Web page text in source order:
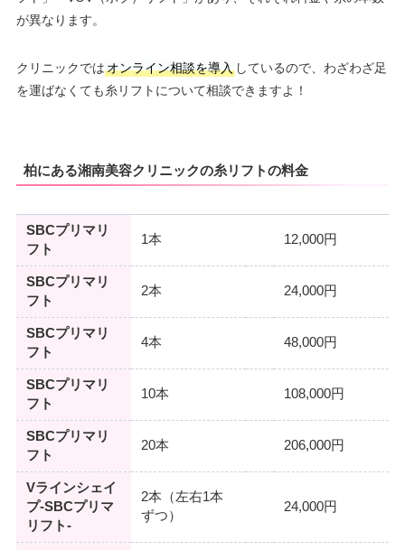
が異なります。
クリニックではオンライン相談を導入しているので、わざわざ足
を運ばなくても糸リフトについて相談できますよ！
柏にある湘南美容クリニックの糸リフトの料金
SBCプリマリ
フト
1本 12,000円
SBCプリマリ
フト
2本 24,000円
SBCプリマリ
フト
4本 48,000円
SBCプリマリ
フト
10本 108,000円
SBCプリマリ
フト
20本 206,000円
Vラインシェイ
プ-SBCプリマ
リフト-
2本（左右1本
ずつ）
24,000円